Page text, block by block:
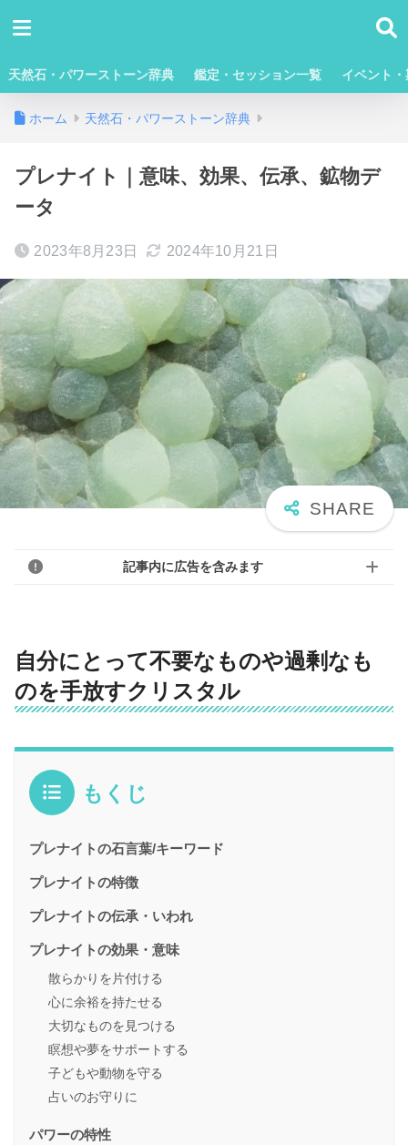
天然石・パワーストーン辞典 鑑定・セッション一覧 イベント
ホーム 天然石・パワーストーン辞典
プレナイト｜意味、効果、伝承、鉱物デ
ータ
2023年8月23日 2024年10月21日
記事内に広告を含みます
自分にとって不要なものや過剰なも
のを手放すクリスタル
もくじ
プレナイトの石言葉/キーワード
プレナイトの特徴
プレナイトの伝承・いわれ
プレナイトの効果・意味
散らかりを片付ける
心に余裕を持たせる
大切なものを見つける
瞑想や夢をサポートする
子どもや動物を守る
占いのお守りに
パワーの特性